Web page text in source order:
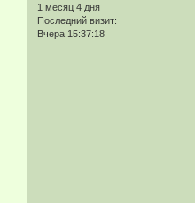
1 месяц 4 дня
Последний визит:
Вчера 15:37:18